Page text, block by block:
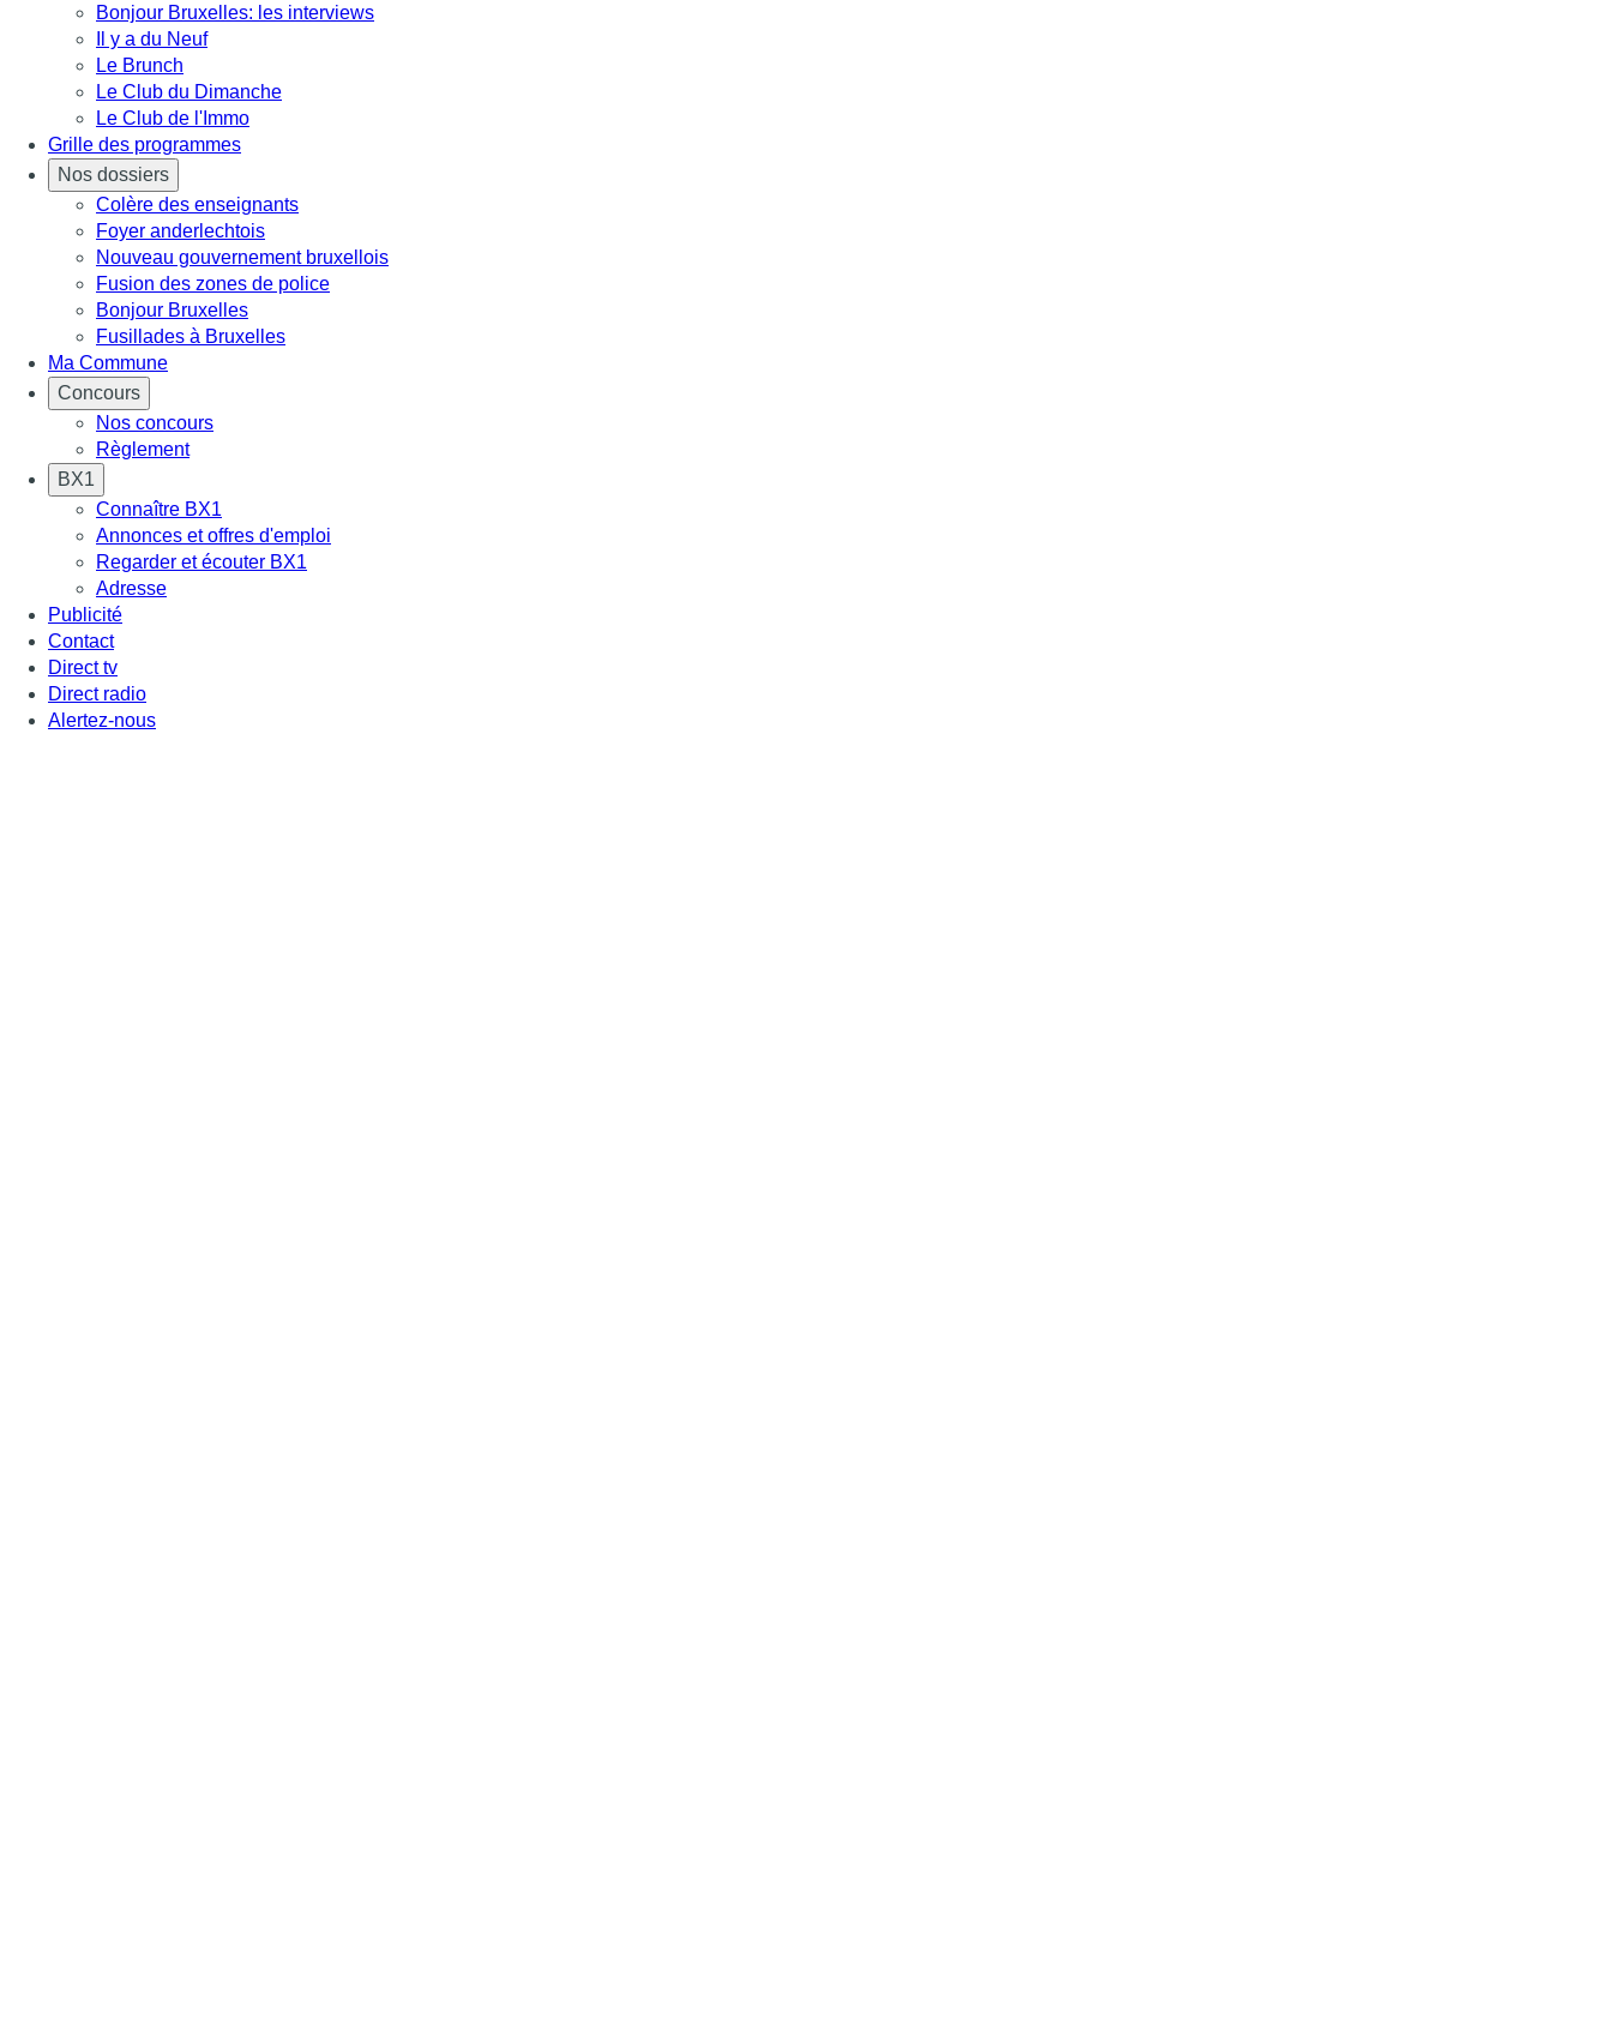
Bonjour Bruxelles: les interviews
Il y a du Neuf
Le Brunch
Le Club du Dimanche
Le Club de l'Immo
Grille des programmes
Nos dossiers
Colère des enseignants
Foyer anderlechtois
Nouveau gouvernement bruxellois
Fusion des zones de police
Bonjour Bruxelles
Fusillades à Bruxelles
Ma Commune
Concours
Nos concours
Règlement
BX1
Connaître BX1
Annonces et offres d'emploi
Regarder et écouter BX1
Adresse
Publicité
Contact
Direct tv
Direct radio
Alertez-nous